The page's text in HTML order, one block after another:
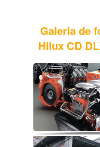
Galeria de
Hilux CD